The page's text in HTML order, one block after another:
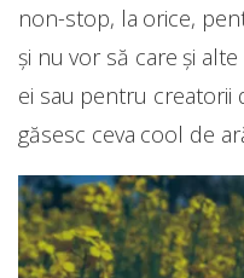
non-stop, la orice,
și nu vor să care și
ei sau pentru creatorii
găsesc ceva cool de